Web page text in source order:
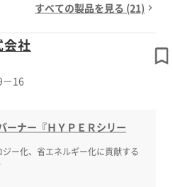
すべての製品を見る (21)
会社
16
ーナー『ＨＹＰＥＲシリー
ー化、省エネルギー化に貢献する